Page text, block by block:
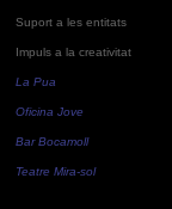
Suport a les entitats
Impuls a la creativitat
La Pua
Oficina Jove
Bar Bocamoll
Teatre Mira-sol